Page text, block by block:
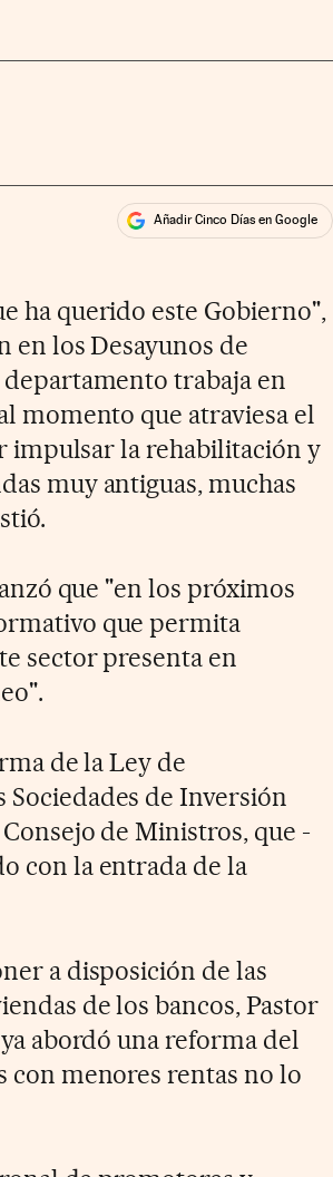
Añadir Cinco Días en Google
ha querido este Gobierno",
los Desayunos de
trabaja en
momento que atraviesa el
impulsar la rehabilitación y
muy antiguas, muchas
que "en los próximos
que permita
sector presenta en
de la Ley de
de Inversión
de Ministros, que -
con la entrada de la
a disposición de las
de los bancos, Pastor
abordó una reforma del
con menores rentas no lo